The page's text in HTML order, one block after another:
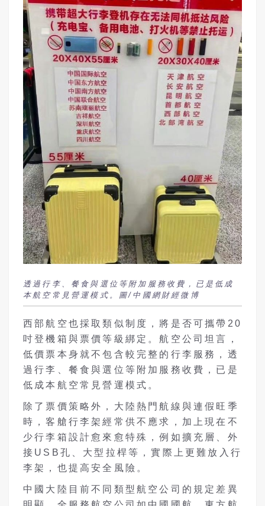
透過行李、餐食與選位等附加服務收費，已是低成
本航空常見營運模式。圖/中國網財經微博
西部航空也採取類似制度，將是否可攜帶20
吋登機箱與票價等級綁定。航空公司坦言，
低價票本身就不包含較完整的行李服務，透
過行李、餐食與選位等附加服務收費，已是
低成本航空常見營運模式。
除了票價策略外，大陸熱門航線與連假旺季
時，客艙行李架經常供不應求，加上現在不
少行李箱設計愈來愈特殊，例如擴充層、外
接USB孔、大型拉桿等，實際上更難放入行
李架，也提高安全風險。
中國大陸目前不同類型航空公司的規定差異